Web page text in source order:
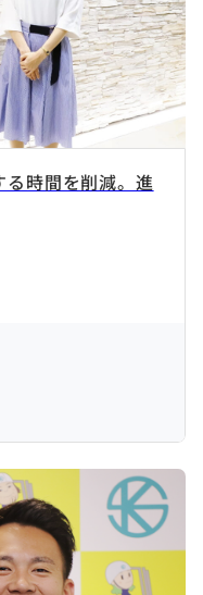
時間を削減。進